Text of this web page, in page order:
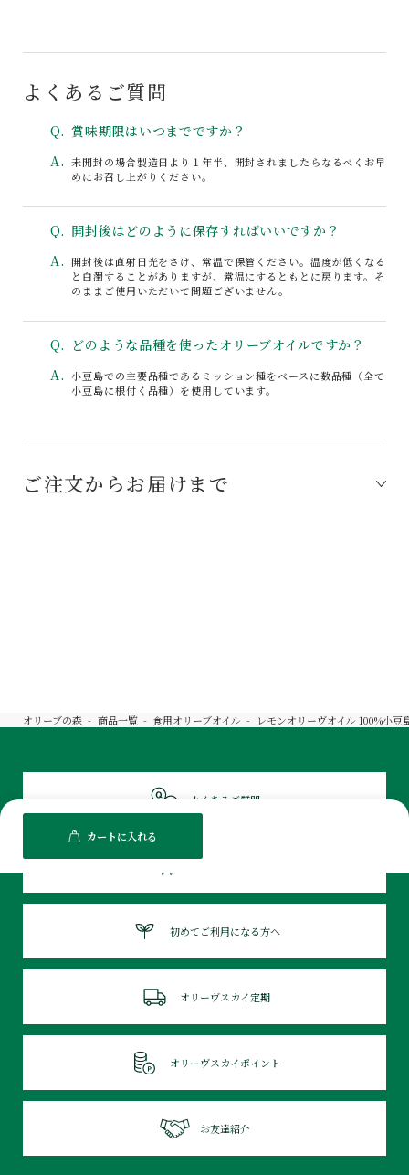
よくあるご質問
Q
賞味期限はいつまでですか？
A
未開封の場合製造日より１年半、開封されましたらなるべくお早
めにお召し上がりください。
Q
開封後はどのように保存すればいいですか？
A
開封後は直射日光をさけ、常温で保管ください。温度が低くなる
と白濁することがありますが、常温にするともとに戻ります。そ
のままご使用いただいて問題ございません。
Q
どのような品種を使ったオリーブオイルですか？
A
小豆島での主要品種であるミッション種をベースに数品種（全て
小豆島に根付く品種）を使用しています。
ご注文からお届けまで
カートに入れる
オリーブの森 商品一覧 食用オリーブオイル レモンオリーヴオイル 100%小豆
よくあるご質問
初めてご利用になる方へ
オリーヴスカイ定期
オリーヴスカイポイント
お友達紹介